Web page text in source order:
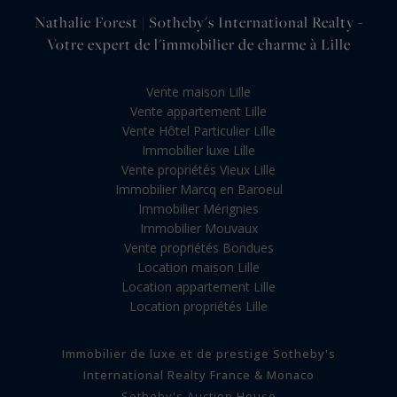
Nathalie Forest | Sotheby's International Realty -
Votre expert de l'immobilier de charme à Lille
Vente maison Lille
Vente appartement Lille
Vente Hôtel Particulier Lille
Immobilier luxe Lille
Vente propriétés Vieux Lille
Immobilier Marcq en Baroeul
Immobilier Mérignies
Immobilier Mouvaux
Vente propriétés Bondues
Location maison Lille
Location appartement Lille
Location propriétés Lille
Immobilier de luxe et de prestige Sotheby's
International Realty France & Monaco